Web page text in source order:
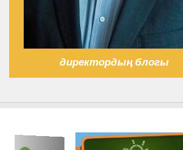
директордың блогы